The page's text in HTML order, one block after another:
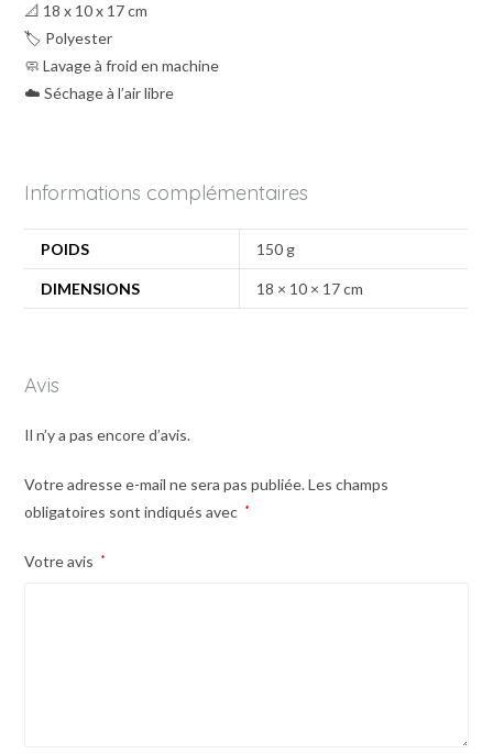
📐 18 x 10 x 17 cm
🏷️ Polyester
🧼 Lavage à froid en machine
☁️ Séchage à l’air libre
Informations complémentaires
POIDS 150 g
DIMENSIONS 18 × 10 × 17 cm
Avis
Il n’y a pas encore d’avis.
Votre adresse e-mail ne sera pas publiée. Les champs
obligatoires sont indiqués avec *
Votre avis *